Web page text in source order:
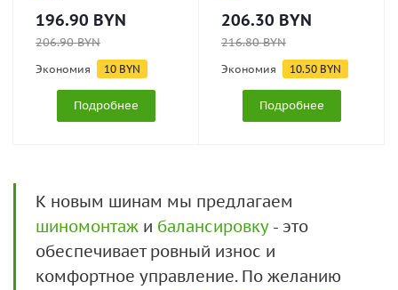
196.90 BYN
206.90BYN
Экономия 10 BYN
Подробнее
206.30 BYN
216.80BYN
Экономия 10.50 BYN
Подробнее
К новым шинам мы предлагаем
шиномонтаж и балансировку- это
обеспечивает ровный износ и
комфортное управление. По желанию